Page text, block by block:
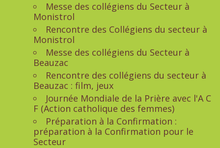
Messe des collégiens du Secteur à
Monistrol
Rencontre des Collégiens du secteur à
Monistrol
Messe des collégiens du Secteur à
Beauzac
Rencontre des collégiens du secteur à
Beauzac : film, jeux
Journée Mondiale de la Prière avec l'A C
F (Action catholique des femmes)
Préparation à la Confirmation :
préparation à la Confirmation pour le
Secteur